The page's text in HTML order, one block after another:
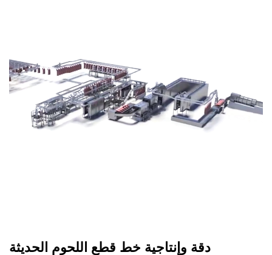
دقة وإنتاجية خط قطع اللحوم الحديثة